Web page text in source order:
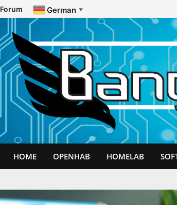
Forum German ▼
HOME OPENHAB HOMELAB